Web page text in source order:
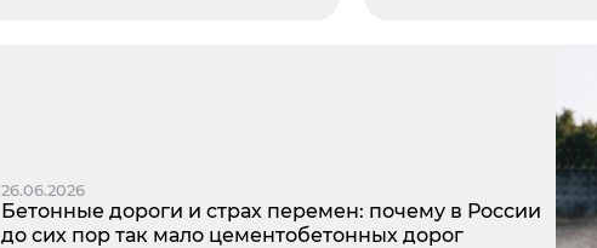
26.06.2026
Бетонные дороги и страх перемен: почему в России
до сих пор так мало цементобетонных дорог